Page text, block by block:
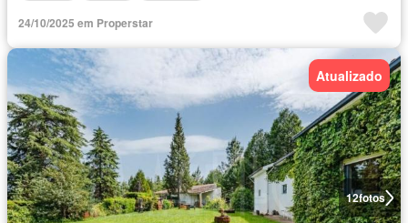
24/10/2025 em Properstar
12fotos
Atualizado